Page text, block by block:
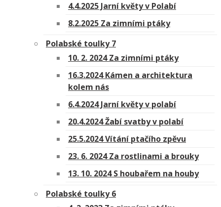
4.4.2025 Jarní květy v Polabí
8.2.2025 Za zimními ptáky
Polabské toulky 7
10. 2. 2024 Za zimními ptáky
16.3.2024 Kámen a architektura
kolem nás
6.4.2024 Jarní květy v polabí
20.4.2024 Žabí svatby v polabí
25.5.2024 Vítání ptačího zpěvu
23. 6. 2024 Za rostlinami a brouky
13. 10. 2024 S houbařem na houby
Polabské toulky 6